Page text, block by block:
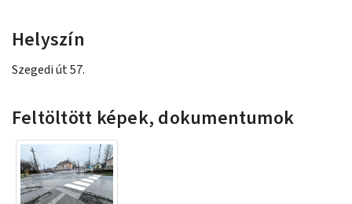
Helyszín
Szegedi út 57.
Feltöltött képek, dokumentumok